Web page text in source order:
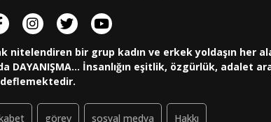
bir grup kadın ve erkek yoldaşın her
İnsanlığın eşitlik, özgürlük, adalet
görev sosyal medya Hakkı